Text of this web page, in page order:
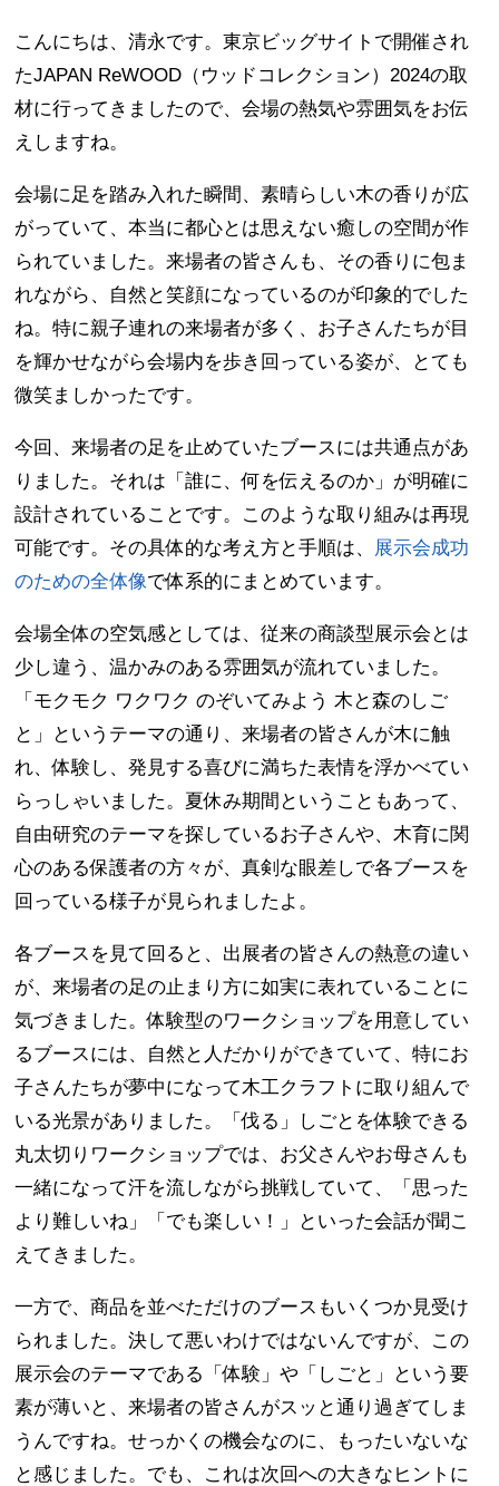
こんにちは、清永です。東京ビッグサイトで開催され
たJAPAN ReWOOD（ウッドコレクション）2024の取
材に行ってきましたので、会場の熱気や雰囲気をお伝
えしますね。
会場に足を踏み入れた瞬間、素晴らしい木の香りが広
がっていて、本当に都心とは思えない癒しの空間が作
られていました。来場者の皆さんも、その香りに包ま
れながら、自然と笑顔になっているのが印象的でした
ね。特に親子連れの来場者が多く、お子さんたちが目
を輝かせながら会場内を歩き回っている姿が、とても
微笑ましかったです。
今回、来場者の足を止めていたブースには共通点があ
りました。それは「誰に、何を伝えるのか」が明確に
設計されていることです。このような取り組みは再現
可能です。その具体的な考え方と手順は、 展示会成功
のための全体像で体系的にまとめています。
会場全体の空気感としては、従来の商談型展示会とは
少し違う、温かみのある雰囲気が流れていました。
「モクモク ワクワク のぞいてみよう 木と森のしご
と」というテーマの通り、来場者の皆さんが木に触
れ、体験し、発見する喜びに満ちた表情を浮かべてい
らっしゃいました。夏休み期間ということもあって、
自由研究のテーマを探しているお子さんや、木育に関
心のある保護者の方々が、真剣な眼差しで各ブースを
回っている様子が見られましたよ。
各ブースを見て回ると、出展者の皆さんの熱意の違い
が、来場者の足の止まり方に如実に表れていることに
気づきました。体験型のワークショップを用意してい
るブースには、自然と人だかりができていて、特にお
子さんたちが夢中になって木工クラフトに取り組んで
いる光景がありました。「伐る」しごとを体験できる
丸太切りワークショップでは、お父さんやお母さんも
一緒になって汗を流しながら挑戦していて、「思った
より難しいね」「でも楽しい！」といった会話が聞こ
えてきました。
一方で、商品を並べただけのブースもいくつか見受け
られました。決して悪いわけではないんですが、この
展示会のテーマである「体験」や「しごと」という要
素が薄いと、来場者の皆さんがスッと通り過ぎてしま
うんですね。せっかくの機会なのに、もったいないな
と感じました。でも、これは次回への大きなヒントに